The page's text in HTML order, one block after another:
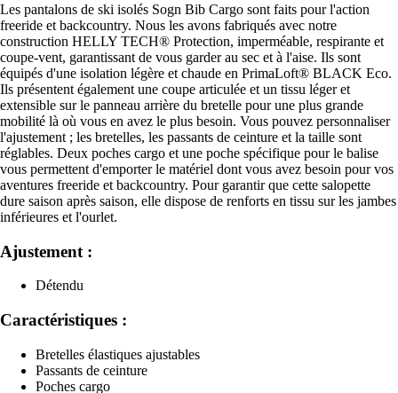
Les pantalons de ski isolés Sogn Bib Cargo sont faits pour l'action
freeride et backcountry. Nous les avons fabriqués avec notre
construction HELLY TECH® Protection, imperméable, respirante et
coupe-vent, garantissant de vous garder au sec et à l'aise. Ils sont
équipés d'une isolation légère et chaude en PrimaLoft® BLACK Eco.
Ils présentent également une coupe articulée et un tissu léger et
extensible sur le panneau arrière du bretelle pour une plus grande
mobilité là où vous en avez le plus besoin. Vous pouvez personnaliser
l'ajustement ; les bretelles, les passants de ceinture et la taille sont
réglables. Deux poches cargo et une poche spécifique pour le balise
vous permettent d'emporter le matériel dont vous avez besoin pour vos
aventures freeride et backcountry. Pour garantir que cette salopette
dure saison après saison, elle dispose de renforts en tissu sur les jambes
inférieures et l'ourlet.
Ajustement :
Détendu
Caractéristiques :
Bretelles élastiques ajustables
Passants de ceinture
Poches cargo